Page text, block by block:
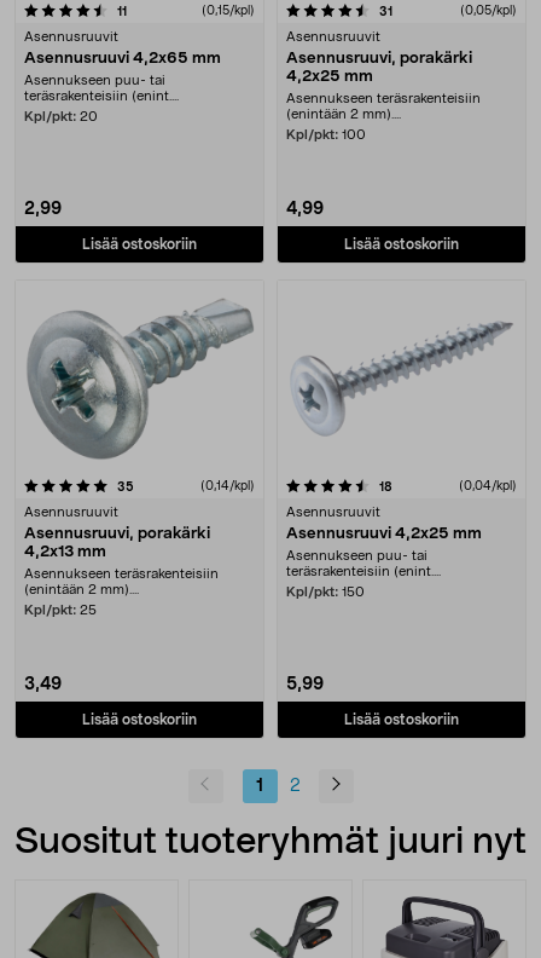
11 (0,15/kpl)
Asennusruuvit
Asennusruuvi 4,2x65 mm
Asennukseen puu- tai
teräsrakenteisiin (enint....
Kpl/pkt: 20
2,99
Lisää ostoskoriin
4.5 viidestä tähdestä 31 (0,05/kpl)
Asennusruuvit
Asennusruuvi, porakärki
4,2x25 mm
Asennukseen teräsrakenteisiin
(enintään 2 mm)....
Kpl/pkt: 100
4,99
Lisää ostoskoriin
35 (0,14/kpl)
Asennusruuvit
Asennusruuvi, porakärki
4,2x13 mm
Asennukseen teräsrakenteisiin
(enintään 2 mm)....
Kpl/pkt: 25
3,49
Lisää ostoskoriin
4.5 viidestä tähdestä 18 (0,04/kpl)
Asennusruuvit
Asennusruuvi 4,2x25 mm
Asennukseen puu- tai
teräsrakenteisiin (enint....
Kpl/pkt: 150
5,99
Lisää ostoskoriin
1 2
Suositut tuoteryhmät juuri nyt